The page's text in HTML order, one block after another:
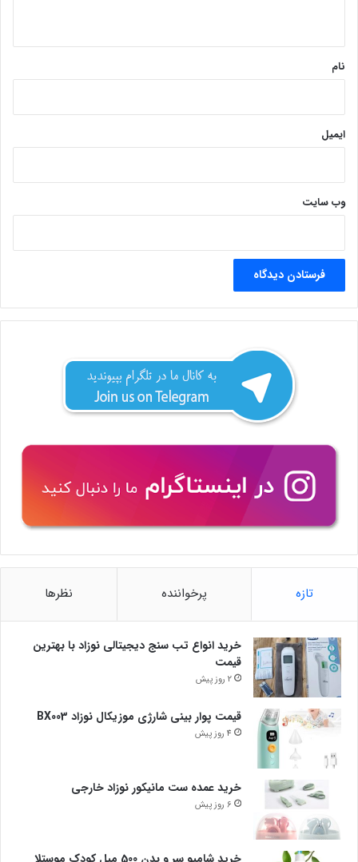
نام
ایمیل
وب‌ سایت
تازه پرخواننده نظرها
خرید انواع تب سنج دیجیتالی نوزاد با بهترین
قیمت
2 روز پیش
قیمت پوار بینی شارژی موزیکال نوزاد BX003
4 روز پیش
خرید عمده ست مانیکور نوزاد خارجی
6 روز پیش